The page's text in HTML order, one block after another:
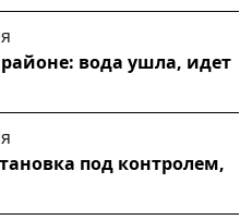
вода ушла, идет
под контролем,